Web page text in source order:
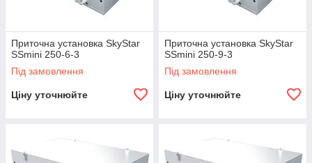
Приточна установка SkyStar
SSmini 250-6-3
Під замовлення
Ціну уточнюйте
Приточна установка SkyStar
SSmini 250-9-3
Під замовлення
Ціну уточнюйте